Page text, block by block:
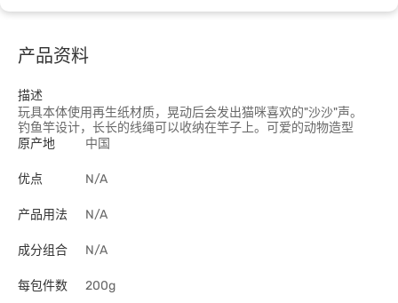
产品资料
描述
玩具本体使用再生纸材质，晃动后会发出猫咪喜欢的"沙沙"声。
钓鱼竿设计，长长的线绳可以收纳在竿子上。可爱的动物造型
原产地
中国
优点 N/A
产品用法 N/A
成分组合 N/A
每包件数 200g